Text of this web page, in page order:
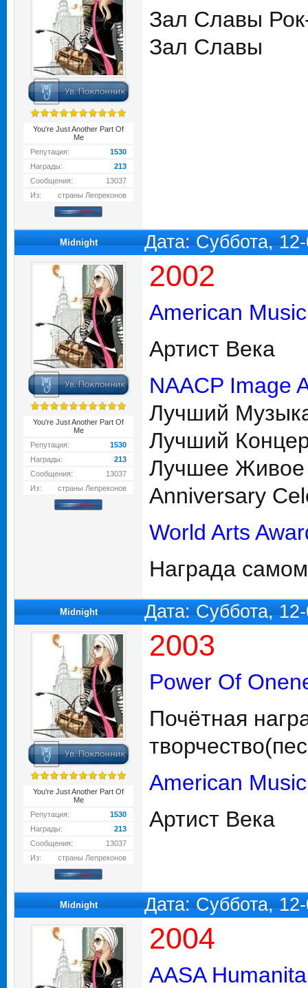
You're Just Another Part Of
Me
Репутация:
1530
Награды:
213
Сообщения:
13037
Из:
страны Лепреконов
Зал Славы
Зал Славы
Midnight Дата: Суббота,
You're Just Another Part Of
Me
Репутация:
1530
Награды:
213
Сообщения:
13037
Из:
страны Лепреконов
2002
American
Артист Века
NAACP Image
Лучший
Лучший
Лучшее Живое
Anniversary
World Arts
Награда
Midnight Дата: Суббота,
You're Just Another Part Of
Me
Репутация:
1530
Награды:
213
Сообщения:
13037
Из:
страны Лепреконов
2003
Power Of
Почётная
American
Артист Века
Midnight Дата: Суббота,
2004
AASA